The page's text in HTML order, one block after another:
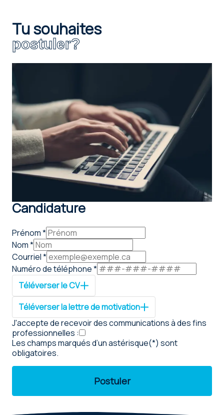
Tu souhaites
postuler?
Candidature
Prénom *
Nom *
Courriel *
Numéro de téléphone *
Téléverser le CV
Téléverser la lettre de motivation
J'accepte de recevoir des communications à des fins
professionnelles :
Les champs marqués d’un astérisque(*) sont
obligatoires.
Postuler